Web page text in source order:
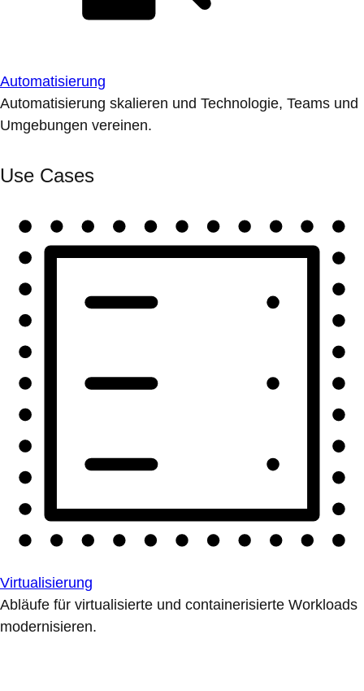
Automatisierung
Automatisierung skalieren und Technologie, Teams und
Umgebungen vereinen.
Use Cases
Virtualisierung
Abläufe für virtualisierte und containerisierte Workloads
modernisieren.